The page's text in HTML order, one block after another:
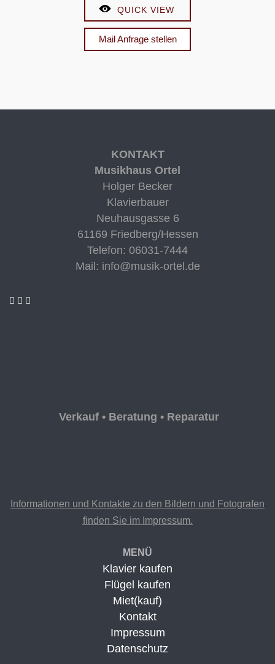
war:
€8.900,00€2.750,00.
QUICK VIEW
Mail Anfrage stellen
KONTAKT
Musikhaus Ortel
Holger Becker
Klavierbauer
Neuhausgasse 6
61169 Friedberg/Hessen
Telefon: 06031-7444
Mail: info@musik-ortel.de
Verkauf • Beratung • Reparatur
Informationen und Kontakte zu den Bildern und Fotografen
finden Sie im Impressum.
MENÜ
Klavier kaufen
Flügel kaufen
Miet(kauf)
Kontakt
Impressum
Datenschutz